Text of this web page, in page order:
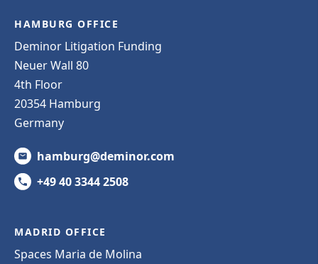
HAMBURG OFFICE
Deminor Litigation Funding
Neuer Wall 80
4th Floor
20354 Hamburg
Germany
hamburg@deminor.com
+49 40 3344 2508
MADRID OFFICE
Spaces Maria de Molina